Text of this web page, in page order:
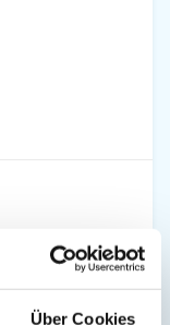
Über Cookies
bis zu 4
mit Terrasse,